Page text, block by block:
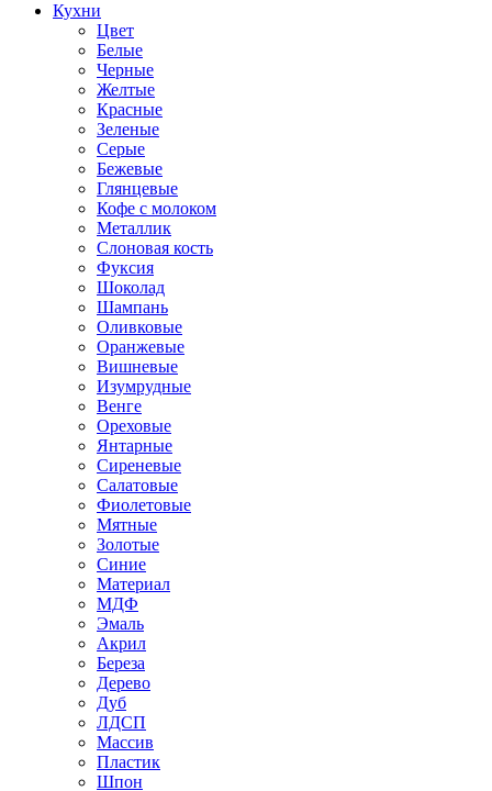
Кухни
Цвет
Белые
Черные
Желтые
Красные
Зеленые
Серые
Бежевые
Глянцевые
Кофе с молоком
Металлик
Слоновая кость
Фуксия
Шоколад
Шампань
Оливковые
Оранжевые
Вишневые
Изумрудные
Венге
Ореховые
Янтарные
Сиреневые
Салатовые
Фиолетовые
Мятные
Золотые
Синие
Материал
МДФ
Эмаль
Акрил
Береза
Дерево
Дуб
ЛДСП
Массив
Пластик
Шпон